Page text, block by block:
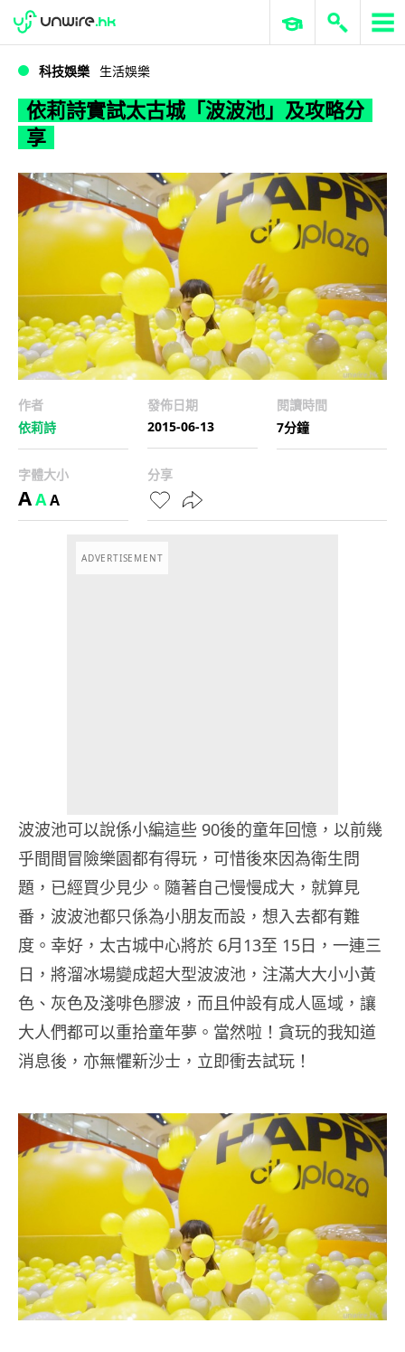
依莉詩實試太古城「波波池」及攻略分享
WWDC 2026 ERP 與商業 AI
科技娛樂 生活娛樂
依莉詩實試太古城「波波池」及攻略分
享
作者
依莉詩
發佈日期
2015-06-13
閱讀時間
7分鐘
字體大小
AAA
分享
ADVERTISEMENT
波波池可以說係小編這些 90後的童年回憶，以前幾
乎間間冒險樂園都有得玩，可惜後來因為衛生問
題，已經買少見少。隨著自己慢慢成大，就算見
番，波波池都只係為小朋友而設，想入去都有難
度。幸好，太古城中心將於 6月13至 15日，一連三
日，將溜冰場變成超大型波波池，注滿大大小小黃
色、灰色及淺啡色膠波，而且仲設有成人區域，讓
大人們都可以重拾童年夢。當然啦！貪玩的我知道
消息後，亦無懼新沙士，立即衝去試玩！